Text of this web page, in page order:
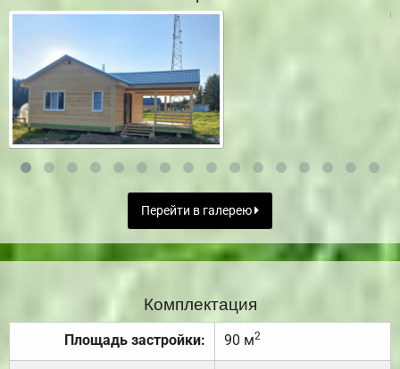
Перейти в галерею
Комплектация
Площадь застройки: 90 м2